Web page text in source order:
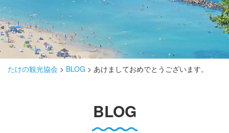
泊まる
おみやげ
たけの観光協会 > BLOG > あけましておめでとうございます。
BLOG